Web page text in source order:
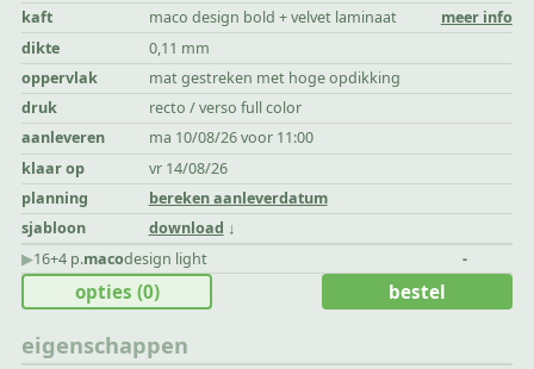
kaft
maco design bold + velvet laminaat
meer info
dikte
0,11 mm
oppervlak
mat gestreken met hoge opdikking
druk
recto / verso full color
aanleveren
ma 10/08/26 voor 11:00
klaar op
vr 14/08/26
planning
bereken aanleverdatum
sjabloon
download
▶︎16+4 p.macodesign light -
eigenschappen
opties (0) bestel